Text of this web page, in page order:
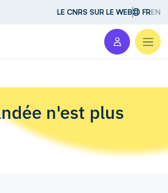
LE CNRS SUR LE WEB FREN
n'est plus